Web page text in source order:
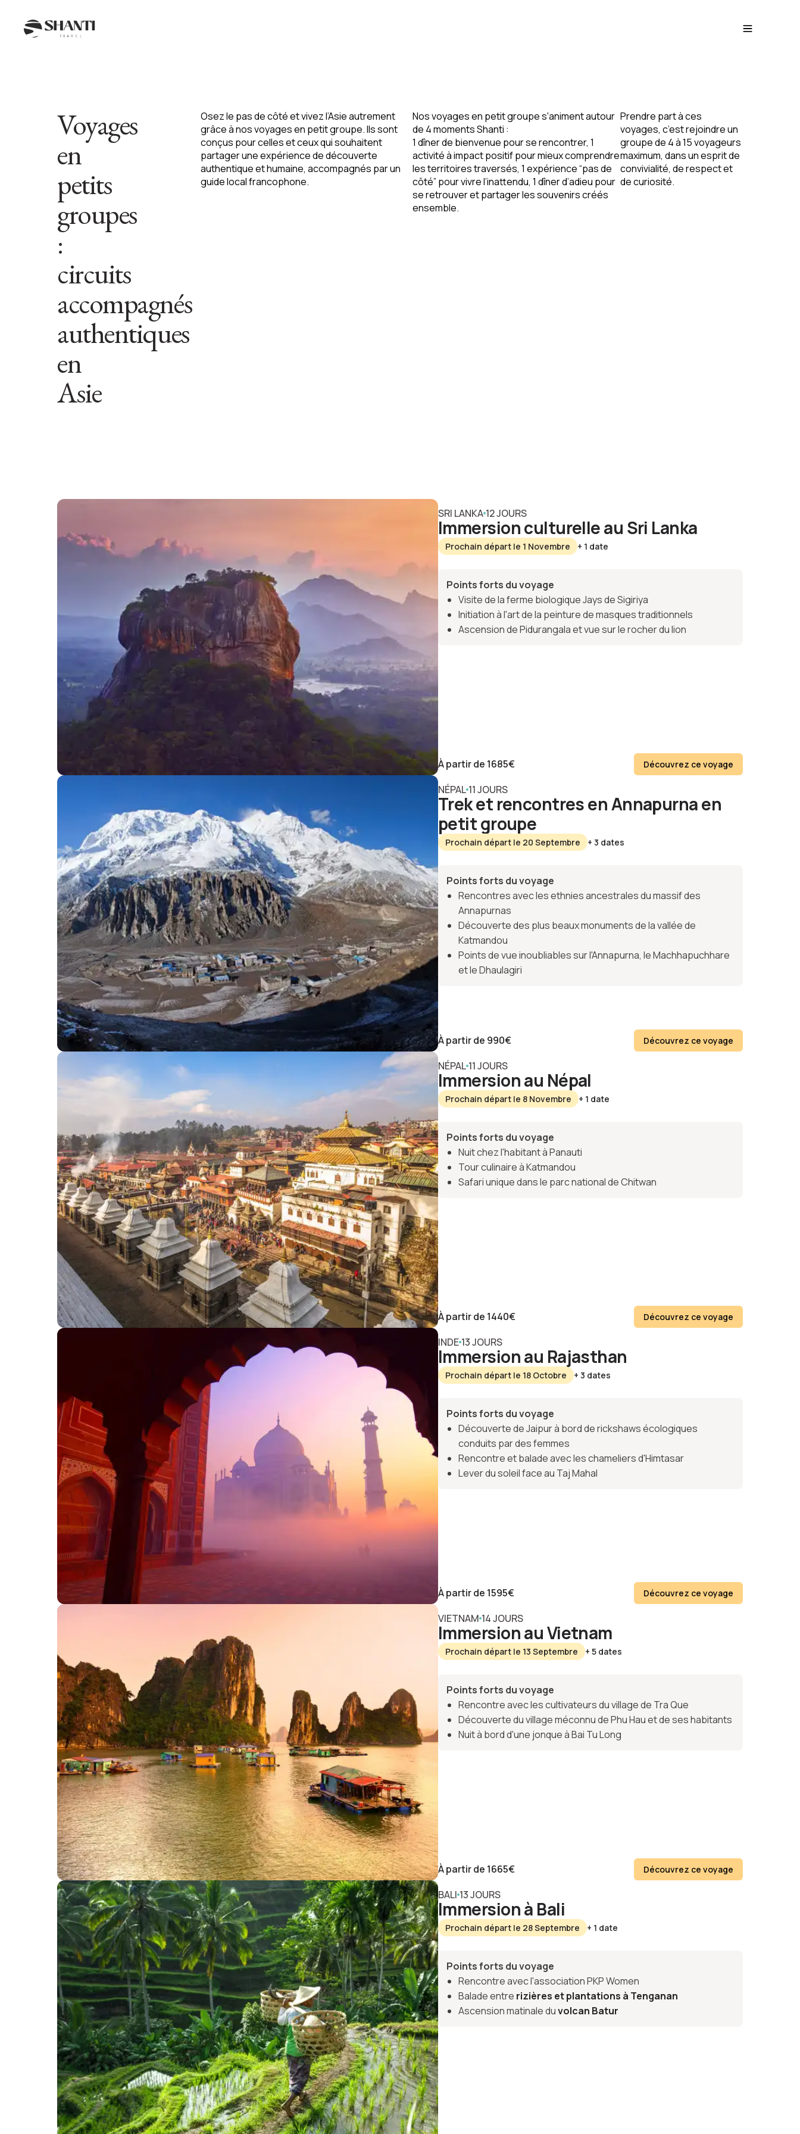
Voyages
en
petits
groupes
:
circuits
accompagnés
authentiques
en
Asie
Osez le pas de côté et vivez l’Asie autrement
grâce à nosvoyages en petit groupe. Ils sont
conçus pour celles et ceux qui souhaitent
partager une expérience de découverte
authentique et humaine, accompagnés par un
guide local francophone.
Nos voyages en petit groupe s'animent autour
de 4 moments Shanti :
1 dîner de bienvenue pour se rencontrer,1
activité à impact positifpour mieux comprendre
les territoires traversés,1 expérience “pas de
côté” pour vivre l’inattendu,1 dîner d’adieu pour
se retrouver et partager les souvenirs créés
ensemble.
Prendre part à ces
voyages, c’est rejoindre un
groupe de 4 à 15 voyageurs
maximum, dans un esprit de
convivialité, de respect et
de curiosité.
SRI LANKA 12 JOURS
Immersion culturelle au Sri Lanka
Prochain départ le 1 Novembre + 1 date
Points forts du voyage
Visite de la ferme biologique Jays de Sigiriya
Initiation à l'art de la peinture de masques traditionnels
Ascension de Pidurangala et vue sur le rocher du lion
À partir de 1685€ Découvrez ce voyage
NÉPAL 11 JOURS
Trek et rencontres en Annapurna en
petit groupe
Prochain départ le 20 Septembre + 3 dates
Points forts du voyage
Rencontres avec les ethnies ancestrales du massif des
Annapurnas
Découverte des plus beaux monuments de la vallée de
Katmandou
Points de vue inoubliables sur l'Annapurna, le Machhapuchhare
et le Dhaulagiri
À partir de 990€ Découvrez ce voyage
NÉPAL 11 JOURS
Immersion au Népal
Prochain départ le 8 Novembre + 1 date
Points forts du voyage
Nuit chez l'habitant à Panauti
Tour culinaire à Katmandou
Safari unique dans le parc national de Chitwan
À partir de 1440€ Découvrez ce voyage
INDE 13 JOURS
Immersion au Rajasthan
Prochain départ le 18 Octobre + 3 dates
Points forts du voyage
Découverte de Jaipur à bord de rickshaws écologiques
conduits par des femmes
Rencontre et balade avec les chameliers d'Himtasar
Lever du soleil face au Taj Mahal
À partir de 1595€ Découvrez ce voyage
VIETNAM 14 JOURS
Immersion au Vietnam
Prochain départ le 13 Septembre + 5 dates
Points forts du voyage
Rencontre avec les cultivateurs du village de Tra Que
Découverte du village méconnu de Phu Hau et de ses habitants
Nuit à bord d'une jonque à Bai Tu Long
À partir de 1665€ Découvrez ce voyage
BALI 13 JOURS
Immersion à Bali
Prochain départ le 28 Septembre + 1 date
Points forts du voyage
Rencontre avec l'association PKP Women
Balade entre rizières et plantations à Tenganan
Ascension matinale duvolcan Batur